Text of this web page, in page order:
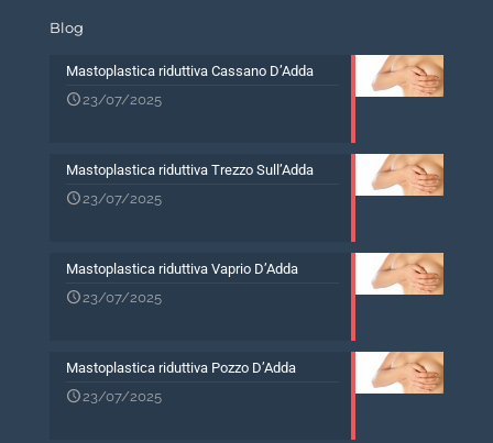
Blog
Mastoplastica riduttiva Cassano D’Adda
23/07/2025
Mastoplastica riduttiva Trezzo Sull’Adda
23/07/2025
Mastoplastica riduttiva Vaprio D’Adda
23/07/2025
Mastoplastica riduttiva Pozzo D’Adda
23/07/2025